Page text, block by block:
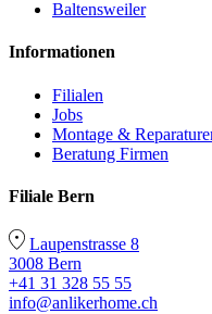
Baltensweiler
Informationen
Filialen
Jobs
Montage &
Beratung Firmen
Filiale Bern
Laupenstrasse 8
3008 Bern
+41 31 328 55 55
info@anlikerhome.ch